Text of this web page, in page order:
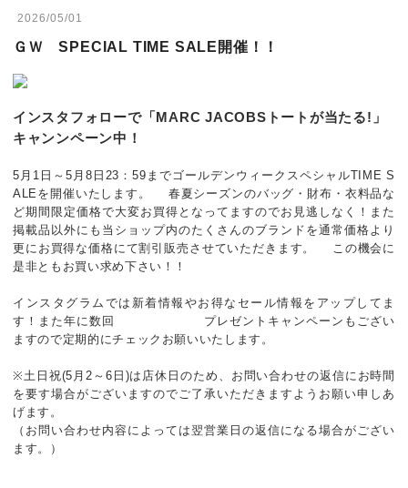
2026/05/01
ＧＷ SPECIAL TIME SALE開催！！
インスタフォローで「MARC JACOBSトートが当たる!」
キャンンペーン中！
5月1日～5月8日23：59までゴールデンウィークスペシャルTIME S
ALEを開催いたします。 春夏シーズンのバッグ・財布・衣料品な
ど期間限定価格で大変お買得となってますのでお見逃しなく！また
掲載品以外にも当ショップ内のたくさんのブランドを通常価格より
更にお買得な価格にて割引販売させていただきます。 この機会に
是非ともお買い求め下さい！！
インスタグラムでは新着情報やお得なセール情報をアップしてま
す！また年に数回 プレゼントキャンペーンもござい
ますので定期的にチェックお願いいたします。
※土日祝(5月2～6日)は店休日のため、お問い合わせの返信にお時間
を要す場合がございますのでご了承いただきますようお願い申しあ
げます。
（お問い合わせ内容によっては翌営業日の返信になる場合がござい
ます。）